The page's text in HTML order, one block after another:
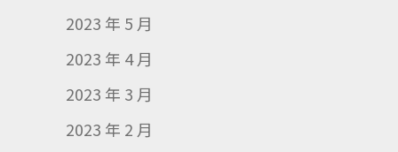
2023 年 5 月
2023 年 4 月
2023 年 3 月
2023 年 2 月